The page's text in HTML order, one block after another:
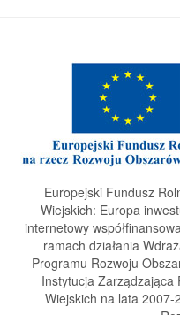
Europejski Fundusz
Wiejskich: Europa
internetowy
ramach działania
Programu Rozwoju
Instytucja Zarządzająca
Wiejskich na lata